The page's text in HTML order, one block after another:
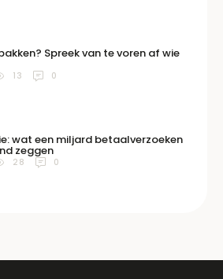
Spreek van te voren af wie
13 0
wat een miljard betaalverzoeken
zeggen
28 0